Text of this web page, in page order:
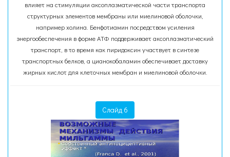
влияет на стимуляции аксоплазматической части транспорта
структурных элементов мембраны или миелиновой оболочки,
например холина. Бенфотиамин посредством усиления
энергообеспечения в форме АТФ поддерживает аксоплазматический
транспорт, в то время как пиридоксин участвует в синтезе
транспортных белков, а цианокобаламин обеспечивает доставку
жирных кислот для клеточных мембран и миелиновой оболочки.
Слайд 6